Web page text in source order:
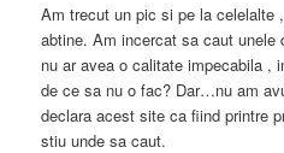
Am trecut un pic si pe la celelalte
abtine. Am incercat sa caut
nu ar avea o calitate impecabila ,
de ce sa nu o fac? Dar…nu am
declara acest site ca fiind printre
stiu unde sa caut.